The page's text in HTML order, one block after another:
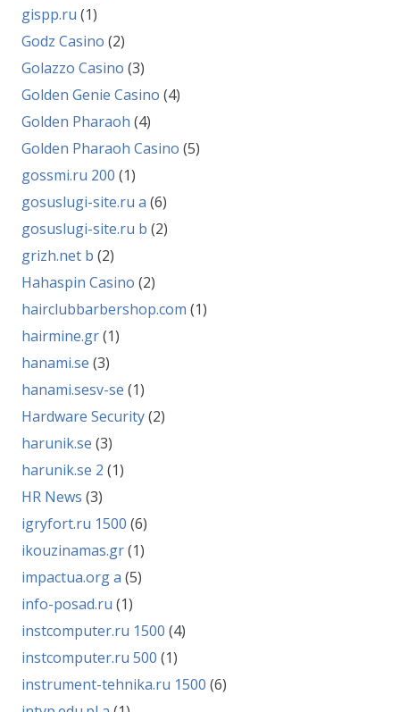
gispp.ru (1)
Godz Casino (2)
Golazzo Casino (3)
Golden Genie Casino (4)
Golden Pharaoh (4)
Golden Pharaoh Casino (5)
gossmi.ru 200 (1)
gosuslugi-site.ru a (6)
gosuslugi-site.ru b (2)
grizh.net b (2)
Hahaspin Casino (2)
hairclubbarbershop.com (1)
hairmine.gr(1)
hanami.se (3)
hanami.sesv-se (1)
Hardware Security(2)
harunik.se (3)
harunik.se 2 (1)
HR News (3)
igryfort.ru 1500 (6)
ikouzinamas.gr(1)
impactua.org a (5)
info-posad.ru (1)
instcomputer.ru 1500 (4)
instcomputer.ru 500 (1)
instrument-tehnika.ru 1500 (6)